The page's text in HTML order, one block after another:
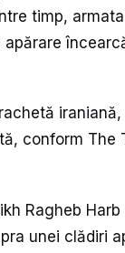
timp,
conform The
Ragheb Harb
unei clădiri